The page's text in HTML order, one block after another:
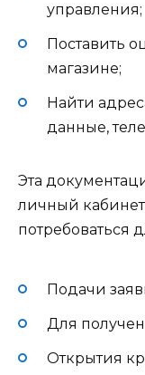
управления;
Поставить
магазине;
Найти
данные,
Эта
личный
потребоваться
Подачи
Для
Открытия